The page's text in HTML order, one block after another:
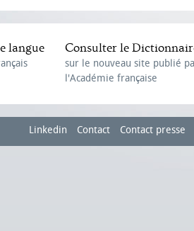
langue Consulter le
sur le nouveau site publié
l'Académie française
Linkedin Contact Contact presse